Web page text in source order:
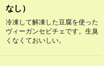
なし）
冷凍して解凍した豆腐を使った
ヴィーガンセビチェです。生臭
くなくておいしい。